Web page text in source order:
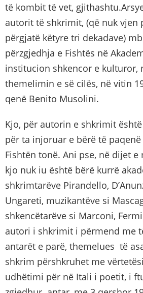
të kombit të vet,
autorit të shkrimit, (që nuk vjen
përgjatë këtyre tri dekadave)
përzgjedhja e Fishtës në
institucion shkencor e kulturor,
themelimin e së cilës, në vitin
qenë Benito Musolini.
Kjo, për autorin e shkrimit
për ta injoruar e bërë të
Fishtën tonë. Ani pse, në dijet e
kjo nuk iu është bërë kurrë
shkrimtarëve Pirandello,
Ungareti, muzikantëve si
shkencëtarëve si Marconi,
autori i shkrimit i përmend me
antarët e parë, themelues të
shkrim përshkruhet me
udhëtimi për në Itali i poetit, i